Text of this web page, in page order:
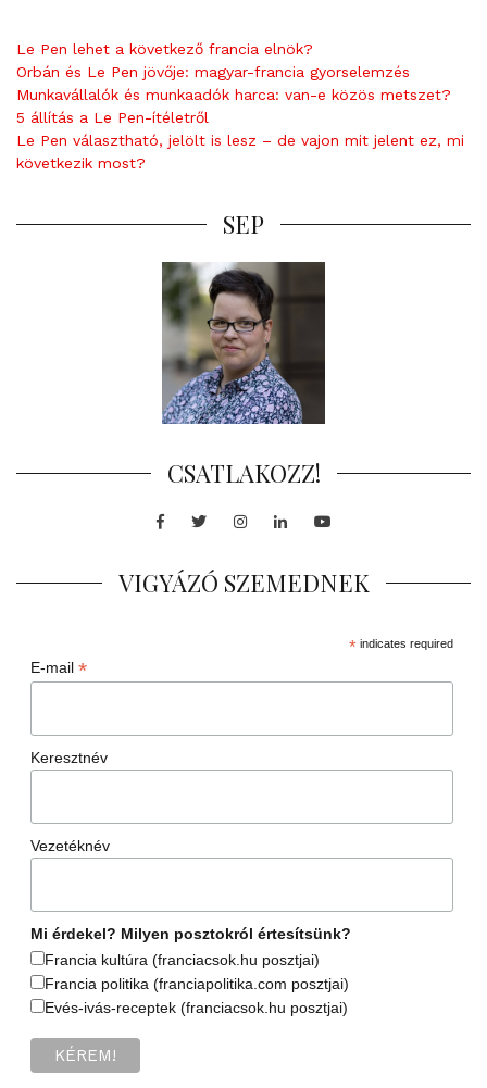
Le Pen lehet a következő francia elnök?
Orbán és Le Pen jövője: magyar-francia gyorselemzés
Munkavállalók és munkaadók harca: van-e közös metszet?
5 állítás a Le Pen-ítéletről
Le Pen választható, jelölt is lesz – de vajon mit jelent ez, mi
következik most?
SEP
CSATLAKOZZ!
Facebook
TwitterInstagram
LinkedInYoutube
VIGYÁZÓ SZEMEDNEK
*indicates required
E-mail *
Keresztnév
Vezetéknév
Mi érdekel? Milyen posztokról értesítsünk?
Francia kultúra (franciacsok.hu posztjai)
Francia politika (franciapolitika.com posztjai)
Evés-ivás-receptek (franciacsok.hu posztjai)